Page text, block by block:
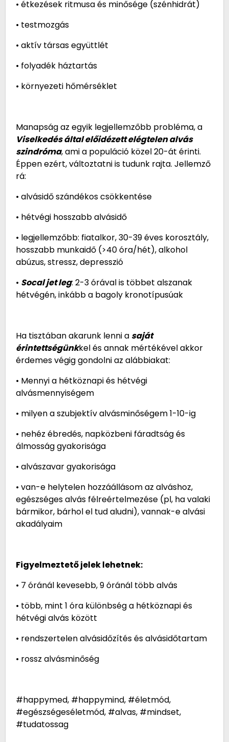
• étkezések ritmusa és minősége (szénhidrát)
• testmozgás
• aktív társas együttlét
• folyadék háztartás
• környezeti hőmérséklet
Manapság az egyik legjellemzőbb probléma, a
Viselkedés által előidézett elégtelen alvás
szindróma, ami a populáció közel 20-át érinti.
Éppen ezért, változtatni is tudunk rajta. Jellemző
rá:
• alvásidő szándékos csökkentése
• hétvégi hosszabb alvásidő
• legjellemzőbb: fiatalkor, 30-39 éves korosztály,
hosszabb munkaidő (>40 óra/hét), alkohol
abúzus, stressz, depresszió
• Socal jet leg: 2-3 órával is többet alszanak
hétvégén, inkább a bagoly kronotípusúak
Ha tisztában akarunk lenni a saját
érintettségünkkel és annak mértékével akkor
érdemes végig gondolni az alábbiakat:
• Mennyi a hétköznapi és hétvégi
alvásmennyiségem
• milyen a szubjektív alvásminőségem 1-10-ig
• nehéz ébredés, napközbeni fáradtság és
álmosság gyakorisága
• alvászavar gyakorisága
• van-e helytelen hozzáállásom az alváshoz,
egészséges alvás félreértelmezése (pl, ha valaki
bármikor, bárhol el tud aludni), vannak-e alvási
akadályaim
Figyelmeztető jelek lehetnek:
• 7 óránál kevesebb, 9 óránál több alvás
• több, mint 1 óra különbség a hétköznapi és
hétvégi alvás között
• rendszertelen alvásidőzítés és alvásidőtartam
• rossz alvásminőség
#happymed, #happymind, #életmód,
#egészségeséletmód, #alvas, #mindset,
#tudatossag